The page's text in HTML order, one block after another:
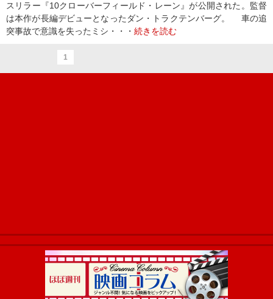
スリラー『10クローバーフィールド・レーン』が公開された。監督
は本作が長編デビューとなったダン・トラクテンバーグ。 車の追
突事故で意識を失ったミシ・・・ 続きを読む
1